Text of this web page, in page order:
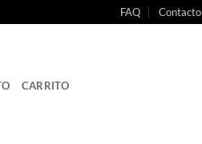
FAQ Contacto
CARRITO